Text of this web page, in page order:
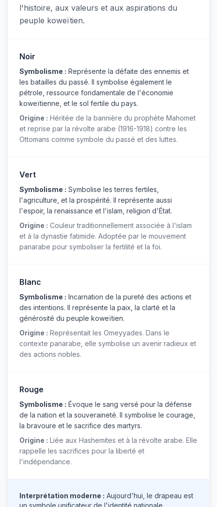
l'histoire, aux valeurs et aux aspirations du
peuple koweïtien.
Noir
Symbolisme : Représente la défaite des ennemis et
les batailles du passé. Il symbolise également le
pétrole, ressource fondamentale de l'économie
koweïtienne, et le sol fertile du pays.
Origine : Héritée de la bannière du prophète Mahomet
et reprise par la révolte arabe (1916-1918) contre les
Ottomans comme symbole du passé et des luttes.
Vert
Symbolisme : Symbolise les terres fertiles,
l'agriculture, et la prospérité. Il représente aussi
l'espoir, la renaissance et l'islam, religion d'État.
Origine : Couleur traditionnellement associée à l'islam
et à la dynastie fatimide. Adoptée par le mouvement
panarabe pour symboliser la fertilité et la foi.
Blanc
Symbolisme : Incarnation de la pureté des actions et
des intentions. Il représente la paix, la clarté et la
générosité du peuple koweïtien.
Origine : Représentait les Omeyyades. Dans le
contexte panarabe, elle symbolise un avenir radieux et
des actions nobles.
Rouge
Symbolisme : Évoque le sang versé pour la défense
de la nation et la souveraineté. Il symbolise le courage,
la bravoure et le sacrifice des martyrs.
Origine : Liée aux Hashemites et à la révolte arabe. Elle
rappelle les sacrifices pour la liberté et
l'indépendance.
Interprétation moderne : Aujourd'hui, le drapeau est
un symbole unificateur de l'identité nationale